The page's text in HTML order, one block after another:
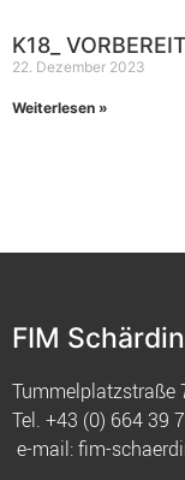
K18_
22. Dezember 2023
Weiterlesen »
FIM
Tummelplatzstraße
Tel. +43 (0) 664 39
e-mail:fim-